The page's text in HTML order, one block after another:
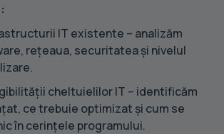
IT existente – analizăm
rețeaua, securitatea și nivelul
cheltuielilor IT – identificăm
ce trebuie optimizat și cum se
în cerințele programului.